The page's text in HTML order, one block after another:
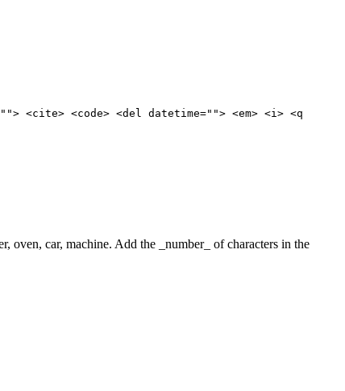
<code> <del datetime=""> <em> <i> <q
oven, car, machine. Add the _number_ of characters in the